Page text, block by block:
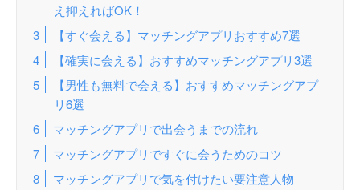
え抑えればOK！
【すぐ会える】マッチングアプリおすすめ7選
【確実に会える】おすすめマッチングアプリ3選
【男性も無料で会える】おすすめマッチングアプ
リ6選
マッチングアプリで出会うまでの流れ
マッチングアプリですぐに会うためのコツ
マッチングアプリで気を付けたい要注意人物